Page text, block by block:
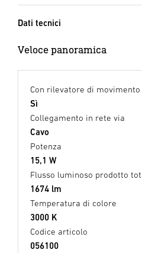
Dati tecnici
Veloce panoramica
Con rilevatore di movimento
Sì
Collegamento in rete via
Cavo
Potenza
15,1 W
Flusso luminoso prodotto
1674 lm
Temperatura di colore
3000 K
Codice articolo
056100